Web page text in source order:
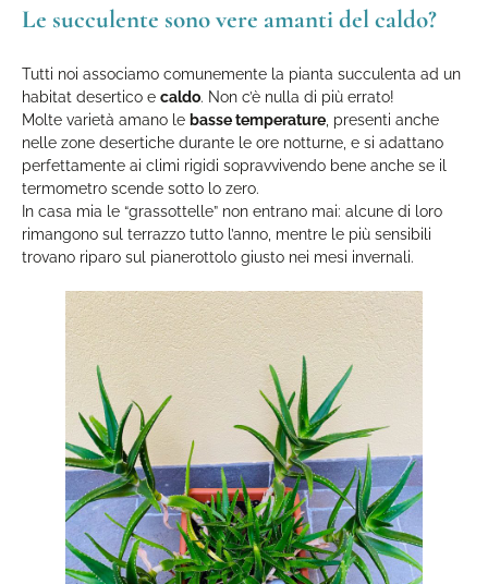
Le succulente sono vere amanti del caldo?
Tutti noi associamo comunemente la pianta succulenta ad un
habitat desertico e caldo. Non c’è nulla di più errato!
Molte varietà amano le basse temperature , presenti anche
nelle zone desertiche durante le ore notturne, e si adattano
perfettamente ai climi rigidi sopravvivendo bene anche se il
termometro scende sotto lo zero.
In casa mia le “grassottelle” non entrano mai: alcune di loro
rimangono sul terrazzo tutto l’anno, mentre le più sensibili
trovano riparo sul pianerottolo giusto nei mesi invernali.